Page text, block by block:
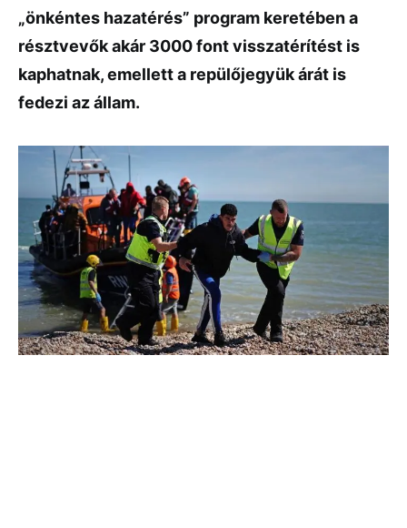
„önkéntes hazatérés” program keretében a
résztvevők akár 3000 font visszatérítést is
kaphatnak, emellett a repülőjegyük árát is
fedezi az állam.